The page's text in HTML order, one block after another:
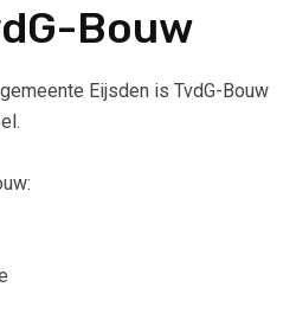
Bouw
Eijsden is TvdG-Bouw